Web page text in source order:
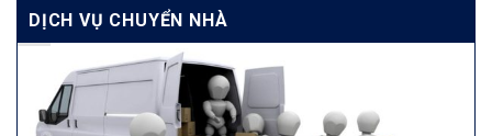
DỊCH VỤ CHUYỂN NHÀ